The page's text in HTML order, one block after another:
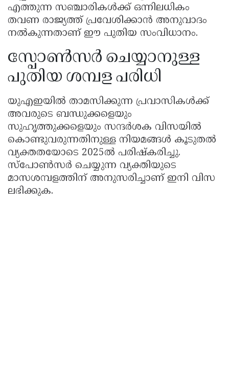
എത്തുന്ന സഞ്ചാരികൾക്ക് ഒന്നിലധികം
തവണ രാജ്യത്ത് പ്രവേശിക്കാൻ അനുവാദം
നൽകുന്നതാണ് ഈ പുതിയ സംവിധാനം.
സ്പോൺസർ ചെയ്യാനുള്ള
പുതിയ ശമ്പള പരിധി
യുഎഇയിൽ താമസിക്കുന്ന പ്രവാസികൾക്ക്
അവരുടെ ബന്ധുക്കളെയും
സുഹൃത്തുക്കളെയും സന്ദർശക വിസയിൽ
കൊണ്ടുവരുന്നതിനുള്ള നിയമങ്ങൾ കൂടുതൽ
വ്യക്തതയോടെ 2025ൽ പരിഷ്കരിച്ചു.
സ്പോൺസർ ചെയ്യുന്ന വ്യക്തിയുടെ
മാസശമ്പളത്തിന് അനുസരിച്ചാണ് ഇനി വിസ
ലഭിക്കുക.